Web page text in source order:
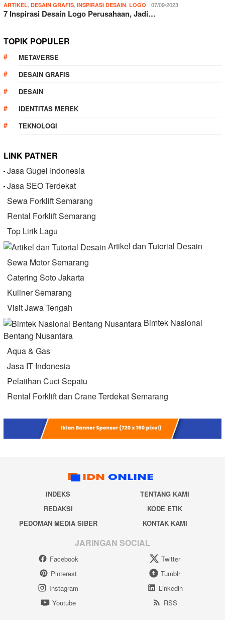
ARTIKEL DESAIN GRAFIS INSPIRASI DESAIN LOGO 07/09/2023
7 Inspirasi Desain Logo Perusahaan, Jadi…
TOPIK POPULER
METAVERSE
DESAIN GRAFIS
DESAIN
IDENTITAS MEREK
TEKNOLOGI
LINK PATNER
Jasa Gugel Indonesia
Jasa SEO Terdekat
Sewa Forklift Semarang
Rental Forklift Semarang
Top Lirik Lagu
Artikel dan Tutorial Desain
Sewa Motor Semarang
Catering Soto Jakarta
Kuliner Semarang
Visit Jawa Tengah
Bimtek Nasional
Bentang Nusantara
Aqua & Gas
Jasa IT Indonesia
Pelatihan Cuci Sepatu
Rental Forklift dan Crane Terdekat Semarang
INDEKS
TENTANG KAMI
REDAKSI
KODE ETIK
PEDOMAN MEDIA SIBER
KONTAK KAMI
JARINGAN SOCIAL
Facebook
Twitter
Pinterest
Tumblr
Instagram
Linkedin
Youtube
RSS